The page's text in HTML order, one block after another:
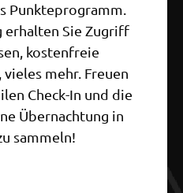
Punkteprogramm.
erhalten Sie Zugriff
kostenfreie
mehr. Freuen
Check-In und die
Übernachtung in
sammeln!